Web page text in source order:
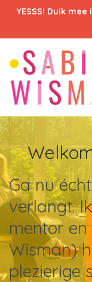
YESSS! Duik
Ga nu
verlangt.
mentor
Wisman)
plezierige